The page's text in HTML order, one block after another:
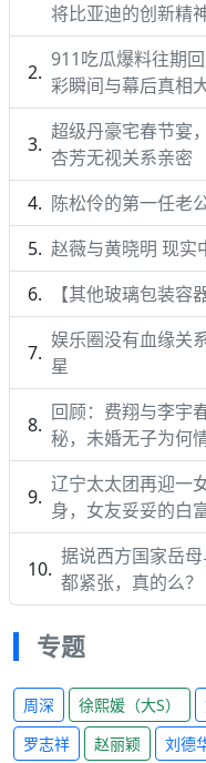
将比亚迪的创新精
911吃瓜爆料往期
彩瞬间与幕后真相
超级丹豪宅春节宴
杏芳无视关系亲密
陈松伶的第一任老
赵薇与黄晓明 现实
【其他玻璃包装容器
娱乐圈没有血缘关
星
回顾：费翔与李宇
秘，未婚无子为何
辽宁太太团再迎一
身，女友妥妥的白
据说西方国家岳
都紧张，真的么
专题
周深 徐熙媛（大S）
罗志祥
赵丽颖 刘德